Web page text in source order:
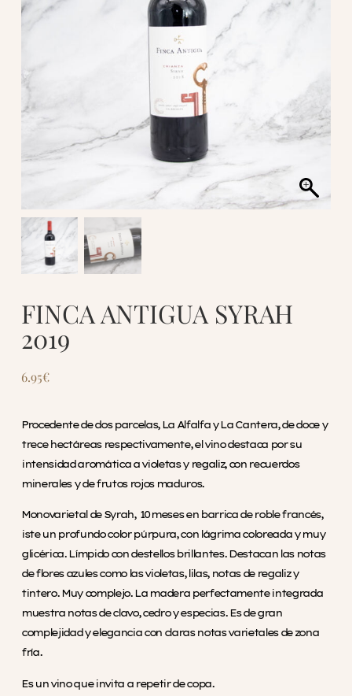
FINCA ANTIGUA SYRAH
2019
6.95€
Procedente de dos parcelas, La Alfalfa y La Cantera, de doce y
trece hectáreas respectivamente, el vino destaca por su
intensidad aromática a violetas y regaliz, con recuerdos
minerales y de frutos rojos maduros.
Monovarietal de Syrah, 10 meses en barrica de roble francés,
iste un profundo color púrpura, con lágrima coloreada y muy
glicérica. Límpido con destellos brillantes. Destacan las notas
de flores azules como las violetas, lilas, notas de regaliz y
tintero. Muy complejo. La madera perfectamente integrada
muestra notas de clavo, cedro y especias. Es de gran
complejidad y elegancia con claras notas varietales de zona
fría.
Es un vino que invita a repetir de copa.